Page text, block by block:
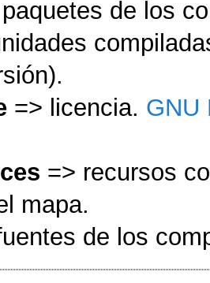
de los
=> licencia. GNU
=> recursos
mapa.
de los